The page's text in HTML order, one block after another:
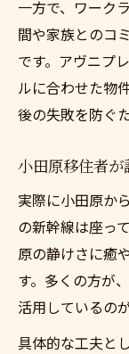
一方で、ワーク
間や家族とのコ
です。アヴニプ
ルに合わせた物
後の失敗を防ぐ
小田原移住者
実際に小田原か
の新幹線は座っ
原の静けさに癒
す。多くの方が
活用しているの
具体的な工夫と